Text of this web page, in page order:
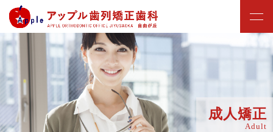
成人矯正
Adult